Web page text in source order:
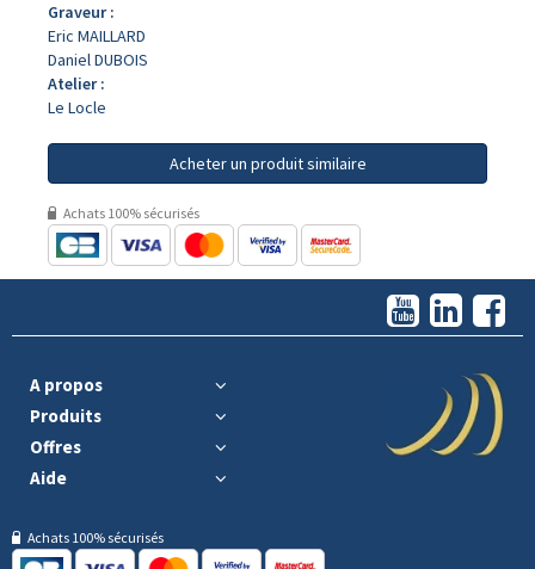
Graveur :
Eric MAILLARD
Daniel DUBOIS
Atelier :
Le Locle
Acheter un produit similaire
Achats 100% sécurisés
A propos
Produits
Offres
Aide
Achats 100% sécurisés